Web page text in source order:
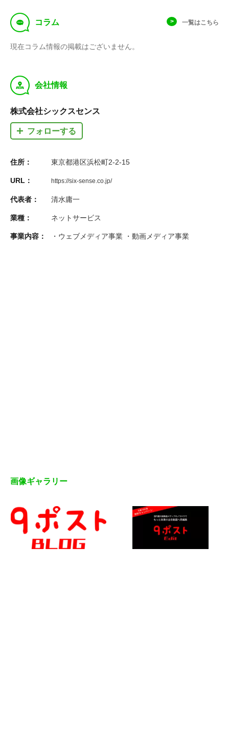
f コラム 一覧はこちら
現在コラム情報の掲載はございません。
y 会社情報
株式会社シックスセンス
フォローする
住所： 東京都港区浜松町2-2-15
URL： https://six-sense.co.jp/
代表者： 清水庸一
業種： ネットサービス
事業内容： ・ウェブメディア事業 ・動画メディア事業
画像ギャラリー